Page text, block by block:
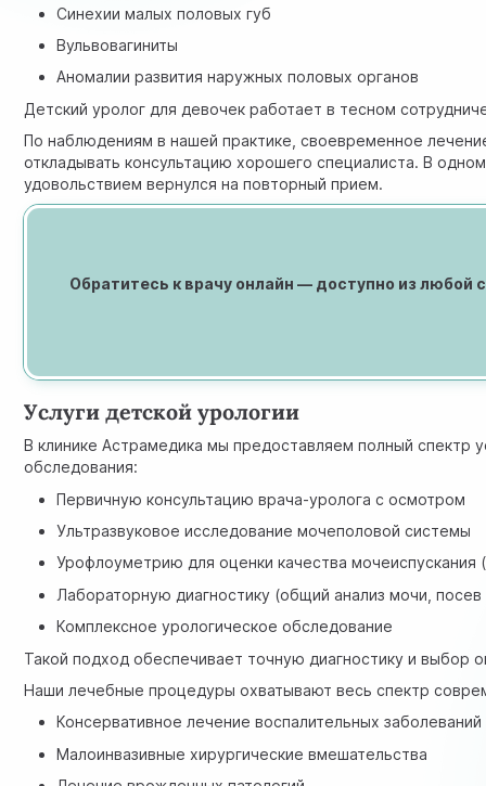
Синехии малых половых губ
Вульвовагиниты
Аномалии развития наружных половых органов
Детский уролог для девочек работает в тесном
По наблюдениям в нашей практике, своевременное
откладывать консультацию хорошего специалиста. В
удовольствием вернулся на повторный прием.
Обратитесь к врачу онлайн — доступно из
Услуги детской урологии
В клинике Астрамедика мы предоставляем полный
обследования:
Первичную консультацию врача-уролога с осмотром
Ультразвуковое исследование мочеполовой системы
Урофлоуметрию для оценки качества
Лабораторную диагностику (общий анализ мочи,
Комплексное урологическое обследование
Такой подход обеспечивает точную диагностику и выбор
Наши лечебные процедуры охватывают весь спектр
Консервативное лечение воспалительных заболеваний
Малоинвазивные хирургические вмешательства